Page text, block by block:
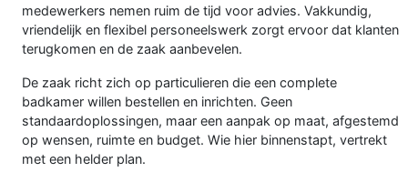
medewerkers nemen ruim de tijd voor advies. Vakkundig,
vriendelijk en flexibel personeelswerk zorgt ervoor dat klanten
terugkomen en de zaak aanbevelen.
De zaak richt zich op particulieren die een complete
badkamer willen bestellen en inrichten. Geen
standaardoplossingen, maar een aanpak op maat, afgestemd
op wensen, ruimte en budget. Wie hier binnenstapt, vertrekt
met een helder plan.